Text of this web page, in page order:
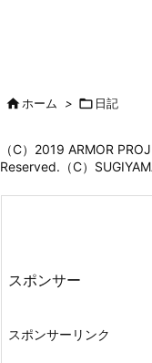
ホーム >  日記
（C）2019 ARMOR
Reserved.（C）
スポンサー
スポンサーリンク